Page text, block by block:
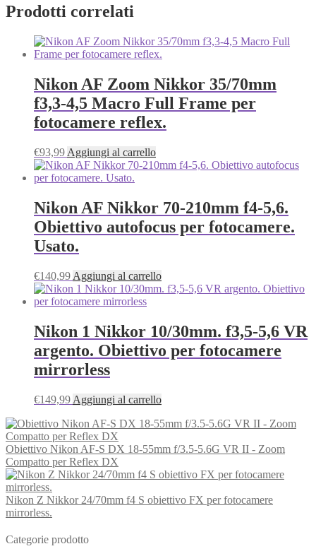
Prodotti correlati
Nikon AF Zoom Nikkor 35/70mm
f3,3-4,5 Macro Full Frame per
fotocamere reflex.
€93,99 Aggiungi al carrello
Nikon AF Nikkor 70-210mm f4-5,6.
Obiettivo autofocus per fotocamere.
Usato.
€140,99 Aggiungi al carrello
Nikon 1 Nikkor 10/30mm. f3,5-5,6 VR
argento. Obiettivo per fotocamere
mirrorless
€149,99 Aggiungi al carrello
Obiettivo Nikon AF-S DX 18-55mm f/3.5-5.6G VR II - Zoom
Compatto per Reflex DX
Nikon Z Nikkor 24/70mm f4 S obiettivo FX per fotocamere
mirrorless.
Categorie prodotto